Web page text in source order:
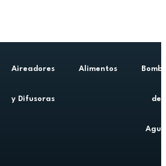
Aireadores
y Difusoras
Alimentos
de